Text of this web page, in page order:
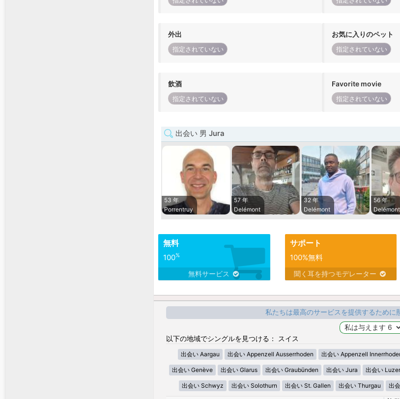
外出
指定されていない
お気に入りのペット
指定されていない
飲酒
指定されていない
Favorite movie
指定されていない
出会い 男 Jura
53 年
Porrentruy
57 年
Delémont
32 年
Delémont
56 年
Delémont
無料
100%
無料サービス
サポート
100%無料
聞く耳を持つモデレーター
私たちは最高のサービスを提供するため
以下の地域でシングルを見つける： スイス
出会い Aargau 出会い Appenzell Ausserrhoden 出会い Appenzell
出会い Genève 出会い Glarus 出会い Graubünden 出会い Jura 出会い
出会い Schwyz 出会い Solothurn 出会い St. Gallen 出会い Thurgau 出